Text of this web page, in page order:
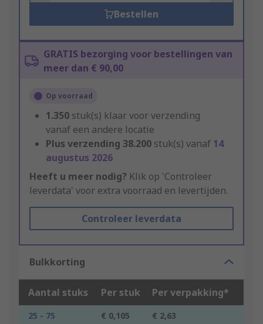
Bestellen
GRATIS bezorging voor bestellingen van
meer dan € 90,00
Op voorraad
1.350 stuk(s) klaar voor verzending
vanaf een andere locatie
Plus verzending 38.200 stuk(s) vanaf 14
augustus 2026
Heeft u meer nodig? Klik op 'Controleer
leverdata' voor extra voorraad en levertijden.
Controleer leverdata
Bulkkorting
Aantal stuks Per stuk Per verpakking*
25 - 75 € 0,105
€ 2,63